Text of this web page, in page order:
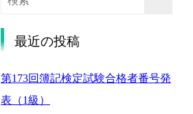
最近の投稿
第173回簿記検定試験合格者番号発
表（1級）